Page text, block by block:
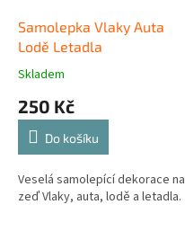
Samolepka Vlaky Auta
Lodě Letadla
Skladem
250 Kč
Do košíku
Veselá samolepící dekorace na
zeď Vlaky, auta, lodě a letadla.